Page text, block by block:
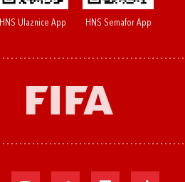
HNS Ulaznice App HNS Semafor App